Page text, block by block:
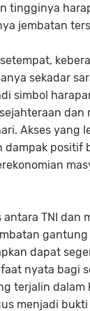
tingginya
jembatan
sekadar
simbol
dan
Akses yang
dampak positif
TNI dan
gantung
dapat
nyata bagi
terjalin
menjadi